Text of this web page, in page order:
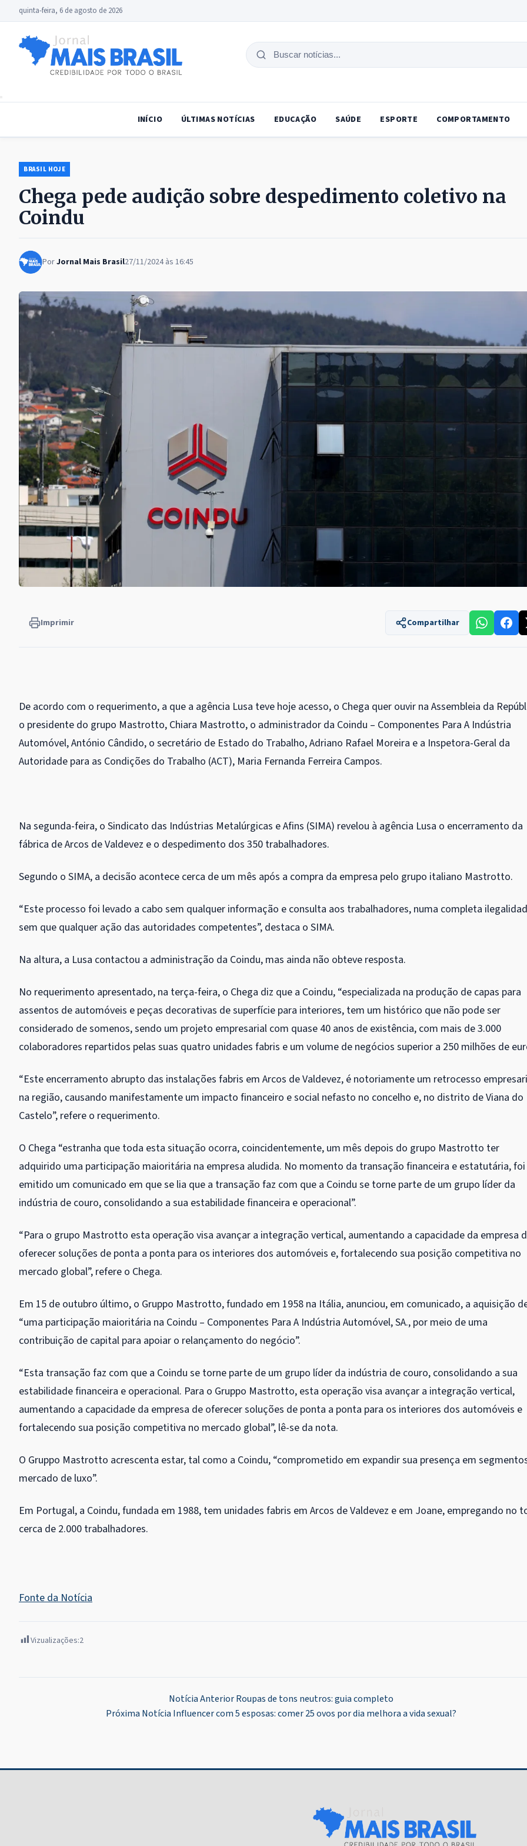
quinta-feira, 6 de agosto de 2026
Buscar
INÍCIO ÚLTIMAS NOTÍCIAS EDUCAÇÃO SAÚDE ESPORTE COMPORTAMENTO
BRASIL HOJE
Chega pede audição sobre despedimento coletivo na
Coindu
PorJornal Mais Brasil27/11/2024 às 16:45
Imprimir Compartilhar
De acordo com o requerimento, a que a agência Lusa teve hoje acesso, o Chega quer ouvir na Assembleia da
o presidente do grupo Mastrotto, Chiara Mastrotto, o administrador da Coindu – Componentes Para A Indústria
Automóvel, António Cândido, o secretário de Estado do Trabalho, Adriano Rafael Moreira e a Inspetora-Geral da
Autoridade para as Condições do Trabalho (ACT), Maria Fernanda Ferreira Campos.
Na segunda-feira, o Sindicato das Indústrias Metalúrgicas e Afins (SIMA) revelou à agência Lusa o encerramento da
fábrica de Arcos de Valdevez e o despedimento dos 350 trabalhadores.
Segundo o SIMA, a decisão acontece cerca de um mês após a compra da empresa pelo grupo italiano Mastrotto.
“Este processo foi levado a cabo sem qualquer informação e consulta aos trabalhadores, numa completa
sem que qualquer ação das autoridades competentes”, destaca o SIMA.
Na altura, a Lusa contactou a administração da Coindu, mas ainda não obteve resposta.
No requerimento apresentado, na terça-feira, o Chega diz que a Coindu, “especializada na produção de capas para
assentos de automóveis e peças decorativas de superfície para interiores, tem um histórico que não pode ser
considerado de somenos, sendo um projeto empresarial com quase 40 anos de existência, com mais de 3.000
colaboradores repartidos pelas suas quatro unidades fabris e um volume de negócios superior a 250 milhões de
“Este encerramento abrupto das instalações fabris em Arcos de Valdevez, é notoriamente um retrocesso
na região, causando manifestamente um impacto financeiro e social nefasto no concelho e, no distrito de Viana do
Castelo”, refere o requerimento.
O Chega “estranha que toda esta situação ocorra, coincidentemente, um mês depois do grupo Mastrotto ter
adquirido uma participação maioritária na empresa aludida. No momento da transação financeira e estatutária, foi
emitido um comunicado em que se lia que a transação faz com que a Coindu se torne parte de um grupo líder da
indústria de couro, consolidando a sua estabilidade financeira e operacional”.
“Para o grupo Mastrotto esta operação visa avançar a integração vertical, aumentando a capacidade da empresa
oferecer soluções de ponta a ponta para os interiores dos automóveis e, fortalecendo sua posição competitiva no
mercado global”, refere o Chega.
Em 15 de outubro último, o Gruppo Mastrotto, fundado em 1958 na Itália, anunciou, em comunicado, a aquisição
“uma participação maioritária na Coindu – Componentes Para A Indústria Automóvel, SA., por meio de uma
contribuição de capital para apoiar o relançamento do negócio”.
“Esta transação faz com que a Coindu se torne parte de um grupo líder da indústria de couro, consolidando a sua
estabilidade financeira e operacional. Para o Gruppo Mastrotto, esta operação visa avançar a integração vertical,
aumentando a capacidade da empresa de oferecer soluções de ponta a ponta para os interiores dos automóveis e
fortalecendo sua posição competitiva no mercado global”, lê-se da nota.
O Gruppo Mastrotto acrescenta estar, tal como a Coindu, “comprometido em expandir sua presença em
mercado de luxo”.
Em Portugal, a Coindu, fundada em 1988, tem unidades fabris em Arcos de Valdevez e em Joane, empregando no
cerca de 2.000 trabalhadores.
Fonte da Notícia
Vizualizações:2
Notícia AnteriorRoupas de tons neutros: guia completo
Próxima Notícia Influencer com 5 esposas: comer 25 ovos por dia melhora a vida sexual?